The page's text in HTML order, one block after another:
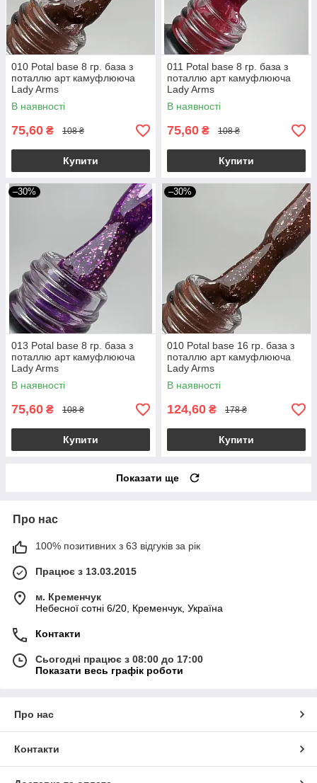
010 Potal base 8 гр. база з
поталлю арт камуфлююча
Lady Arms
В наявності
75,60 ₴ 108 ₴
Купити
011 Potal base 8 гр. база з
поталлю арт камуфлююча
Lady Arms
В наявності
75,60 ₴ 108 ₴
Купити
–30%
013 Potal base 8 гр. база з
поталлю арт камуфлююча
Lady Arms
В наявності
75,60 ₴ 108 ₴
Купити
–30%
010 Potal base 16 гр. база з
поталлю арт камуфлююча
Lady Arms
В наявності
124,60 ₴ 178 ₴
Купити
Показати ще
Про нас
100% позитивних з 63 відгуків за рік
Працює з 13.03.2015
м. Кременчук
Небесної сотні 6/20, Кременчук, Україна
Контакти
Сьогодні працює з 08:00 до 17:00
Показати весь графік роботи
Про нас
Контакти